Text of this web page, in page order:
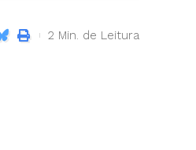
2 Min. de Leitura